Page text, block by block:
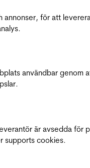
annonser, för att
användbar
är avsedda
supports cookies.